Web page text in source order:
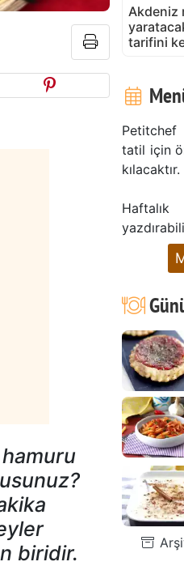
biridir.
Akdeniz
tarifini
Petitchef
tatil için
kılacaktır.